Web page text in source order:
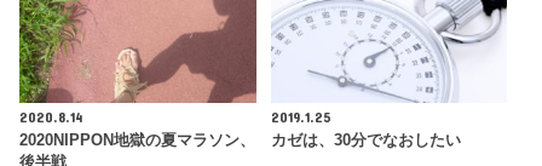
2020.8.14
2020NIPPON地獄の夏マラソン、
後半戦
2019.1.25
カゼは、30分でなおしたい